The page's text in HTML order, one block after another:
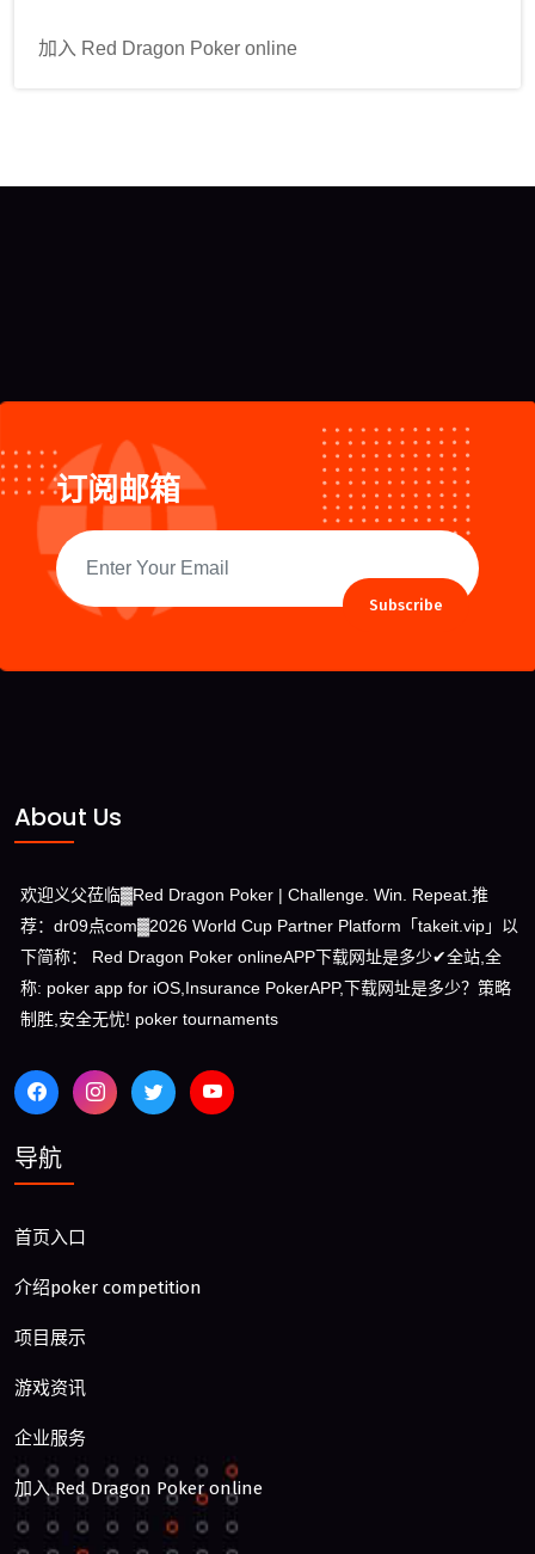
加入 Red Dragon Poker online
订阅邮箱
Subscribe
About Us
欢迎义父莅临▓Red Dragon Poker | Challenge. Win. Repeat.推
荐：dr09点com▓2026 World Cup Partner Platform「takeit.vip」以
下简称： Red Dragon Poker onlineAPP下载网址是多少✔全站,全
称: poker app for iOS,Insurance PokerAPP,下载网址是多少？策略
制胜,安全无忧! poker tournaments
导航
首页入口
介绍poker competition
项目展示
游戏资讯
企业服务
加入 Red Dragon Poker online